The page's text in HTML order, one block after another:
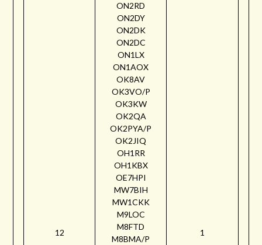
12
ON2RD
ON2DY
ON2DK
ON2DC
ON1LX
ON1AOX
OK8AV
OK3VO/P
OK3KW
OK2QA
OK2PYA/P
OK2JIQ
OH1RR
OH1KBX
OE7HPI
MW7BIH
MW1CKK
M9LOC
M8FTD
M8BMA/P
1